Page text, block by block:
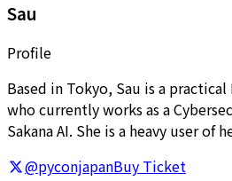
Sau
Profile
Based in Tokyo, Sau is a
who currently works as a
Sakana AI. She is a heavy user of
@pyconjapanBuy Ticket